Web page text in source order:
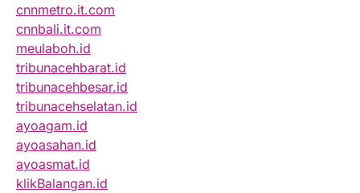
cnnmetro.it.com
cnnbali.it.com
meulaboh.id
tribunacehbarat.id
tribunacehbesar.id
tribunacehselatan.id
ayoagam.id
ayoasahan.id
ayoasmat.id
klikBalangan.id